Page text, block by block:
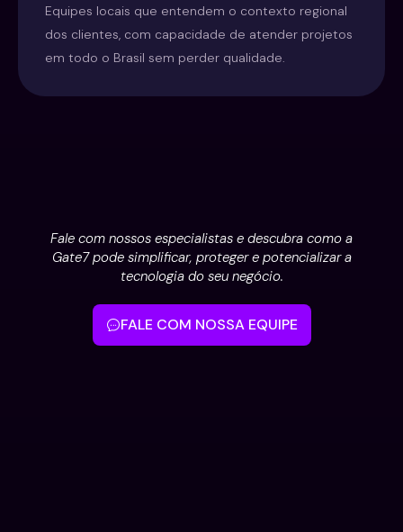
Equipes locais que entendem o contexto regional
dos clientes, com capacidade de atender projetos
em todo o Brasil sem perder qualidade.
Fale com nossos especialistas e descubra como a
Gate7 pode simplificar, proteger e potencializar a
tecnologia do seu negócio.
FALE COM NOSSA EQUIPE